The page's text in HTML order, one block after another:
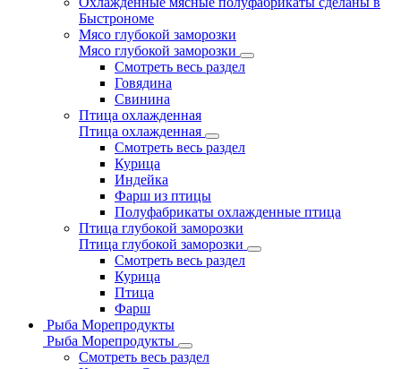
Быстрономе
Мясо глубокой заморозки
Мясо глубокой заморозки
Смотреть весь раздел
Говядина
Свинина
Птица охлажденная
Птица охлажденная
Смотреть весь раздел
Курица
Индейка
Фарш из птицы
Полуфабрикаты охлажденные птица
Птица глубокой заморозки
Птица глубокой заморозки
Смотреть весь раздел
Курица
Птица
Фарш
Рыба Морепродукты
Рыба Морепродукты
Смотреть весь раздел